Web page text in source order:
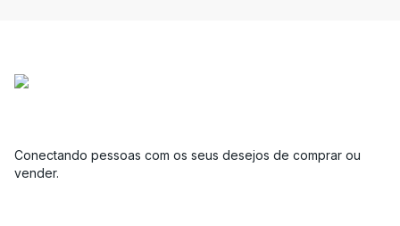
Conectando pessoas com os seus desejos de comprar ou
vender.